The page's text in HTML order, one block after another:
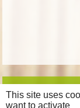
This site uses
want to activate